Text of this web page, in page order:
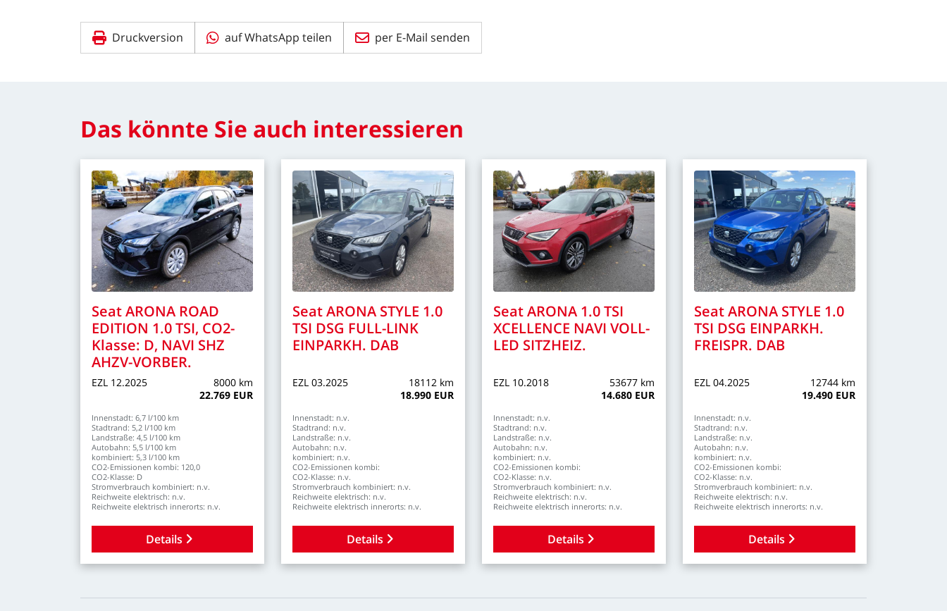
Druckversion auf WhatsApp teilen per E-Mail senden
Das könnte Sie auch interessieren
SeatARONA ROAD
EDITION 1.0TSI, CO2-
Klasse: D, NAVI SHZ
AHZV-VORBER.
EZL 12.2025 8000 km
22.769 EUR
Innenstadt: 6,7 l/100 km
Stadtrand: 5,2 l/100 km
Landstraße: 4,5 l/100 km
Autobahn: 5,5 l/100 km
kombiniert: 5,3 l/100 km
CO2-Emissionen kombi: 120,0
CO2-Klasse: D
Stromverbrauch kombiniert: n.v.
Reichweite elektrisch: n.v.
Reichweite elektrisch innerorts: n.v.
Details
SeatARONA STYLE 1.0
TSI DSG FULL-LINK
EINPARKH. DAB
EZL 03.2025 18112 km
18.990 EUR
Innenstadt: n.v.
Stadtrand: n.v.
Landstraße: n.v.
Autobahn: n.v.
kombiniert: n.v.
CO2-Emissionen kombi:
CO2-Klasse: n.v.
Stromverbrauch kombiniert: n.v.
Reichweite elektrisch: n.v.
Reichweite elektrisch innerorts: n.v.
Details
SeatARONA 1.0TSI
XCELLENCE NAVI VOLL-
LED SITZHEIZ.
EZL 10.2018 53677 km
14.680 EUR
Innenstadt: n.v.
Stadtrand: n.v.
Landstraße: n.v.
Autobahn: n.v.
kombiniert: n.v.
CO2-Emissionen kombi:
CO2-Klasse: n.v.
Stromverbrauch kombiniert: n.v.
Reichweite elektrisch: n.v.
Reichweite elektrisch innerorts: n.v.
Details
SeatARONA STYLE 1.0
TSI DSG EINPARKH.
FREISPR. DAB
EZL 04.2025 12744 km
19.490 EUR
Innenstadt: n.v.
Stadtrand: n.v.
Landstraße: n.v.
Autobahn: n.v.
kombiniert: n.v.
CO2-Emissionen kombi:
CO2-Klasse: n.v.
Stromverbrauch kombiniert: n.v.
Reichweite elektrisch: n.v.
Reichweite elektrisch innerorts: n.v.
Details